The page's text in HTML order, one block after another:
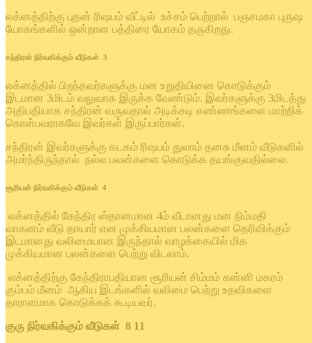
லக்னத்திற்கு புதன் ரிஷபம் வீட்டில் உச்சம் பெற்றால் பஞசமகா புருஷ
யோகங்களில் ஒன்றான பத்திரை யோகம் தருகிறது.
சந்திரன் நிர்வகிக்கும் வீடுகள் 3
லக்னத்தில் பிறந்தவர்களுக்கு மன உறுதியினை கொடுக்கும்
இடமான 3மிடம் வலுவாக இருக்க வேண்டும். இவர்களுக்கு 3மிடத்து
அதிபதியாக சந்திரன் வருவதால் அடிக்கடி எண்ணங்களை மாற்றிக்
கொள்பவராகவே இவர்கள் இருப்பார்கள்.
சந்திரன் இவர்களுக்கு கடகம் ரிஷபம் துலாம் தனசு மீனம் வீடுகளில்
அமர்ந்திருந்தால் நல்ல பலன்களை கொடுக்க தயங்குவதில்லை.
சூரியன் நிர்வகிக்கும் வீடுகள் 4
லக்னத்தில் கேந்திர ஸ்தானமான 4ம் வீடானது மன நிம்மதி
வாகனம் வீடு தாயார் என முக்கியமான பலன்களை தெரிவிக்கும்
இடமானது வலிமையான இருந்தால் வாழக்கையில் மிக
முக்கியமான பலன்களை பெற்று விடலாம்.
லக்னத்திற்கு கேந்திராபதியான சூரியன் சிம்மம் கன்னி மகரம்
கும்பம் மீனம் ஆகிய இடங்களில் வலிமை பெற்று உதவிகளை
தாராளமாக கொடுக்கக் கூடியவர்.
குரு நிர்வகிக்கும் வீடுகள் 8 11